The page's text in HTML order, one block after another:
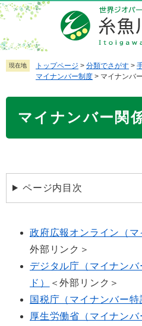
ペ
ー
ジ
の
先
メ
ニ
ュ
ー
を
本
現在地 トップページ > 分類でさがす >
マイナンバー制度 > マイナンバ
マイナンバー関
ページ内目次
政府広報オンライン（マ
外部リンク＞
デジタル庁（マイナン
ド）
＜外部リンク＞
国税庁（マイナンバー特
厚生労働省（マイナンバ